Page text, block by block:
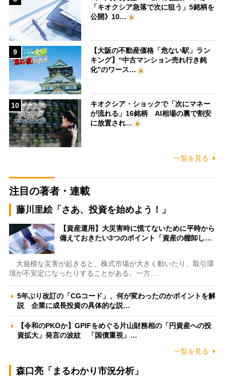
「キオクシア急落で次に狙う」5銘柄を
公開》10…
9
【大阪の不動産価格「危ない駅」ラン
キング】“中古マンション売れ行き鈍
化”のワース…
10
キオクシア・ショックで「次にマネー
が流れる」16銘柄 AI相場の裏で割安
に放置され…
一覧を見る
注目の著者・連載
藤川里絵「さあ、投資を始めよう！」
【資産運用】大災害時に慌てないために平時から
備えておきたい3つのポイント「資産の棚卸し…
大規模な災害が起きると、株式市場が大きく動いたり、取引環
境が不安定になったりすることがある。一方…
5年ぶり改訂の「CGコード」、何が変わったのかポイントを解
説 企業に成長投資の具体的な説…
【令和のPKOか】GPIFをめぐる片山財務相の「円資産への投
資拡大」発言の波紋 「国債重視」…
一覧を見る
森口亮「まるわかり市況分析」